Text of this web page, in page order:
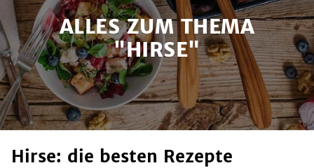
ALLES ZUM THEMA
"HIRSE"
Hirse: die besten Rezepte